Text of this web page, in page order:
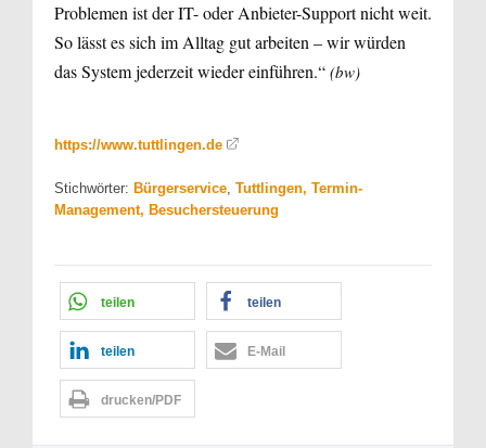
Problemen ist der IT- oder Anbieter-Support nicht weit.
So lässt es sich im Alltag gut arbeiten – wir würden
das System jederzeit wieder einführen.“ (bw)
https://www.tuttlingen.de
Stichwörter: Bürgerservice, Tuttlingen, Termin-
Management, Besuchersteuerung
teilen teilen
teilen E-Mail
drucken/PDF